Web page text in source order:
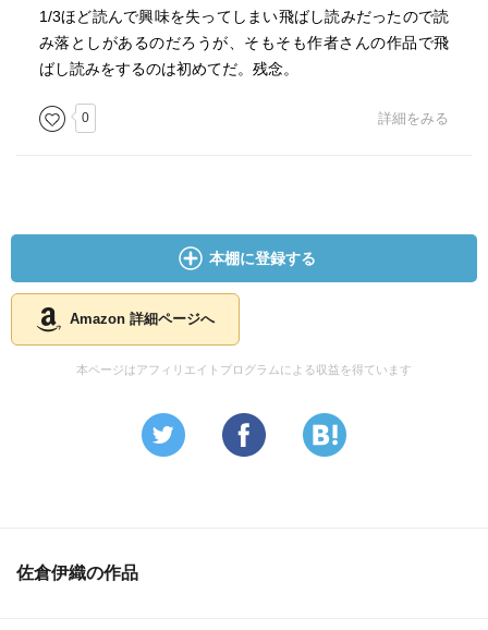
1/3ほど読んで興味を失ってしまい飛ばし読みだったので読
み落としがあるのだろうが、そもそも作者さんの作品で飛
ばし読みをするのは初めてだ。残念。
0 詳細をみる
本棚に登録する
Amazon 詳細ページへ
本ページはアフィリエイトプログラムによる収益を得ています
佐倉伊織の作品